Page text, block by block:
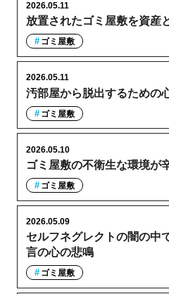
放置されたゴミ屋敷を資産
2026.05.11
ゴミ屋敷
汚部屋から脱出するための
2026.05.11
ゴミ屋敷
ゴミ屋敷の不衛生な環境が
2026.05.10
ゴミ屋敷
セルフネグレクトの闇の中
言の心の悲鳴
2026.05.09
ゴミ屋敷